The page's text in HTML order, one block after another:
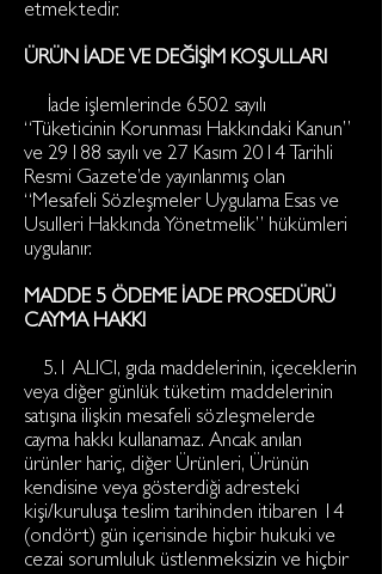
etmektedir.
ÜRÜN İADE VE DEĞİŞİM KOŞULLARI
İade işlemlerinde 6502 sayılı
“Tüketicinin Korunması Hakkındaki Kanun”
ve 29188 sayılı ve 27 Kasım 2014 Tarihli
Resmi Gazete’de yayınlanmış olan
“Mesafeli Sözleşmeler Uygulama Esas ve
Usulleri Hakkında Yönetmelik” hükümleri
uygulanır.
MADDE 5 ÖDEME İADE PROSEDÜRÜ
CAYMA HAKKI
5.1 ALICI, gıda maddelerinin, içeceklerin
veya diğer günlük tüketim maddelerinin
satışına ilişkin mesafeli sözleşmelerde
cayma hakkı kullanamaz. Ancak anılan
ürünler hariç, diğer Ürünleri, Ürünün
kendisine veya gösterdiği adresteki
kişi/kuruluşa teslim tarihinden itibaren 14
(ondört) gün içerisinde hiçbir hukuki ve
cezai sorumluluk üstlenmeksizin ve hiçbir